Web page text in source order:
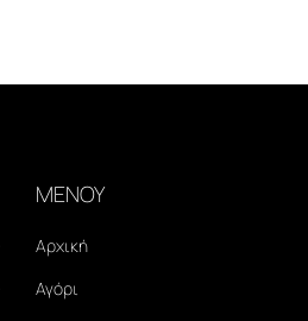
ΜΕΝΟΥ
Αρχική
Αγόρι